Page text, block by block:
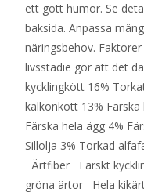
ett gott humör. Se
baksida. Anpassa
näringsbehov.
livsstadie gör att det
kycklingkött 16%
kalkonkött 13%
Färska hela ägg 4%
Sillolja 3% Torkad
Ärtfiber Färskt
gröna ärtor Hela